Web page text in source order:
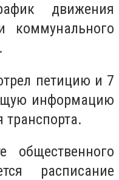
движения
коммунального
петицию и 7
информацию
общественного
расписание